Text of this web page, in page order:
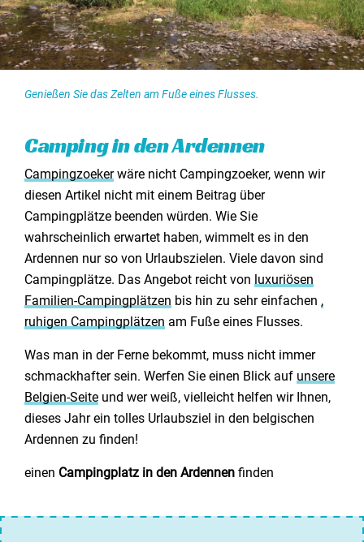
Genießen Sie das Zelten am Fuße eines Flusses.
Camping in den Ardennen
Campingzoekerwäre nicht Campingzoeker, wenn wir
diesen Artikel nicht mit einem Beitrag über
Campingplätze beenden würden. Wie Sie
wahrscheinlich erwartet haben, wimmelt es in den
Ardennen nur so von Urlaubszielen. Viele davon sind
Campingplätze. Das Angebot reicht von luxuriösen
Familien-Campingplätzen bis hin zu sehr einfachen ,
ruhigen Campingplätzen am Fuße eines Flusses.
Was man in der Ferne bekommt, muss nicht immer
schmackhafter sein. Werfen Sie einen Blick auf unsere
Belgien-Seite und wer weiß, vielleicht helfen wir Ihnen,
dieses Jahr ein tolles Urlaubsziel in den belgischen
Ardennen zu finden!
einen Campingplatz in den Ardennen finden